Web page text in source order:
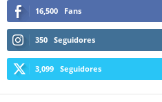
16,500 Fans
350 Seguidores
3,099 Seguidores